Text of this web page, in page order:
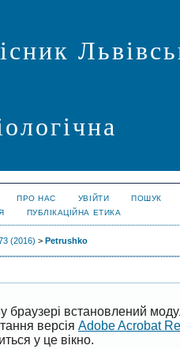
ПРО НАС УВІЙТИ
ПОШУК
ПУБЛІКАЦІЙНА ЕТИКА
(2016) > Petrushko
встановлений
версія Adobe Acrobat
у це вікно.